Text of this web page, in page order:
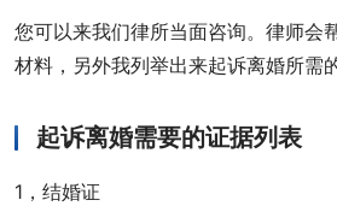
您可以来我们律所当面咨询。律师会
材料，另外我列举出来起诉离婚所需
起诉离婚需要的证据列表
1，结婚证